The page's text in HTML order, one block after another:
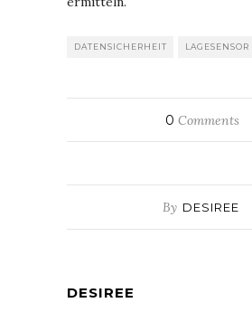
DATENSICHERHEIT LAGESENSOR
0 Comments
By DESIREE
DESIREE